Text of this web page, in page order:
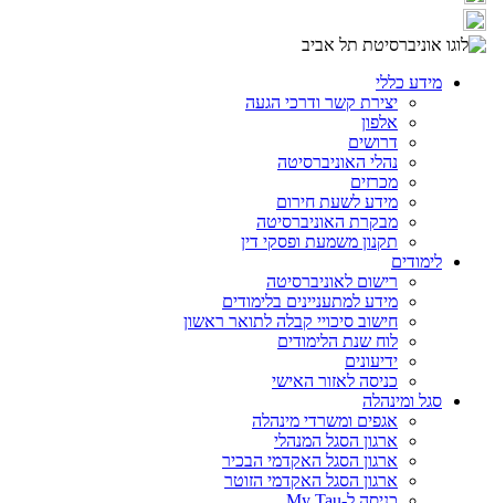
מידע כללי
יצירת קשר ודרכי הגעה
אלפון
דרושים
נהלי האוניברסיטה
מכרזים
מידע לשעת חירום
מבקרת האוניברסיטה
תקנון משמעת ופסקי דין
לימודים
רישום לאוניברסיטה
מידע למתעניינים בלימודים
חישוב סיכויי קבלה לתואר ראשון
לוח שנת הלימודים
ידיעונים
כניסה לאזור האישי
סגל ומינהלה
אגפים ומשרדי מינהלה
ארגון הסגל המנהלי
ארגון הסגל האקדמי הבכיר
ארגון הסגל האקדמי הזוטר